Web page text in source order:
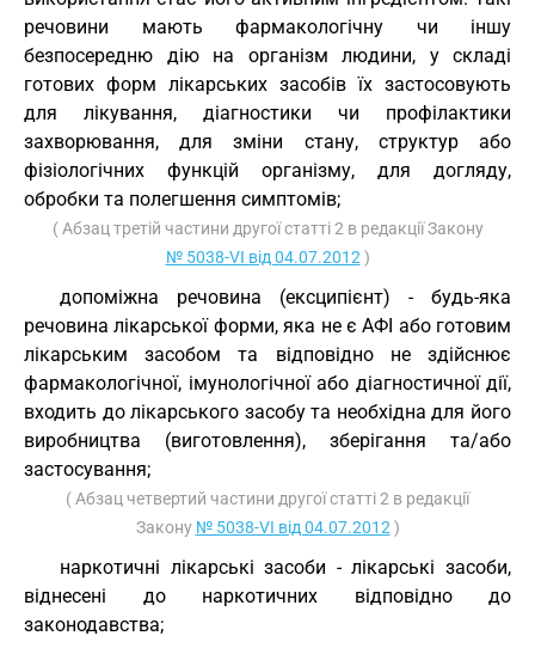
речовини мають фармакологічну чи іншу
безпосередню дію на організм людини, у складі
готових форм лікарських засобів їх застосовують
для лікування, діагностики чи профілактики
захворювання, для зміни стану, структур або
фізіологічних функцій організму, для догляду,
обробки та полегшення симптомів;
( Абзац третій частини другої статті 2 в редакції Закону
№ 5038-VI від 04.07.2012 )
допоміжна речовина (ексципієнт) - будь-яка
речовина лікарської форми, яка не є АФІ або готовим
лікарським засобом та відповідно не здійснює
фармакологічної, імунологічної або діагностичної дії,
входить до лікарського засобу та необхідна для його
виробництва (виготовлення), зберігання та/або
застосування;
( Абзац четвертий частини другої статті 2 в редакції
Закону № 5038-VI від 04.07.2012 )
наркотичні лікарські засоби - лікарські засоби,
віднесені до наркотичних відповідно до
законодавства;